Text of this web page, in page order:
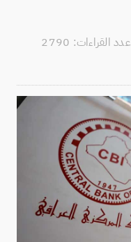
عدد القراءات: 2790